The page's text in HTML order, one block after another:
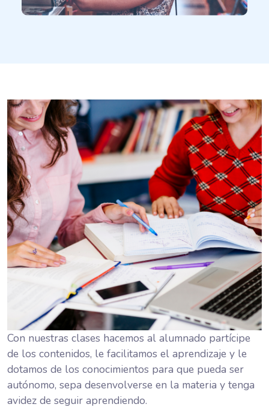
Con nuestras clases hacemos al alumnado partícipe
de los contenidos, le facilitamos el aprendizaje y le
dotamos de los conocimientos para que pueda ser
autónomo, sepa desenvolverse en la materia y tenga
avidez de seguir aprendiendo.